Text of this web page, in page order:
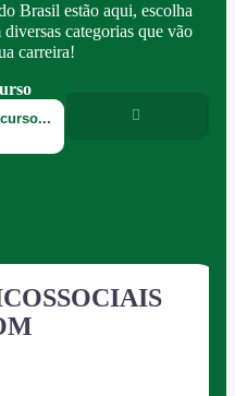
Brasil estão aqui, escolha
categorias que vão
carreira!